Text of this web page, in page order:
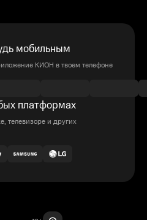
мобильным
КИОН в твоем телефоне
платформах
телевизоре и других